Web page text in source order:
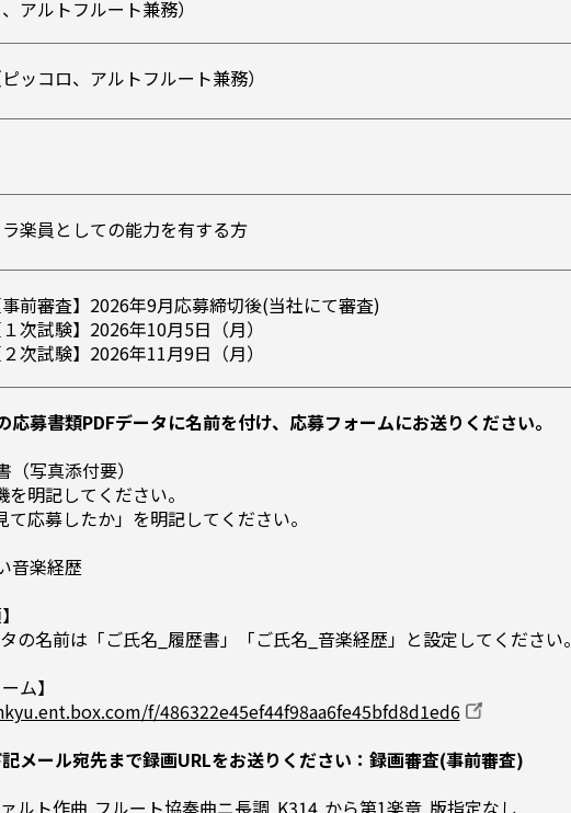
、アルトフルート兼務）
ッコロ、アルトフルート兼務）
楽員としての能力を有する方
前審査】2026年9月応募締切後(当社にて審査)
次試験】2026年10月5日（月）
次試験】2026年11月9日（月）
募書類PDFデータに名前を付け、応募フォームにお送りください。
（写真添付要）
を明記してください。
て応募したか」を明記してください。
音楽経歴
の名前は「ご氏名_履歴書」「ご氏名_音楽経歴」と設定してください。
ム】
f/486322e45ef44f98aa6fe45bfd8d1ed6
メール宛先まで録画URLをお送りください：録画審査(事前審査)
ルト作曲 フルート協奏曲ニ長調 K314 から第1楽章 版指定なし